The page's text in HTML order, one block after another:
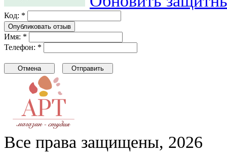
Код: *
Имя: *
Телефон: *
Все права защищены, 2026